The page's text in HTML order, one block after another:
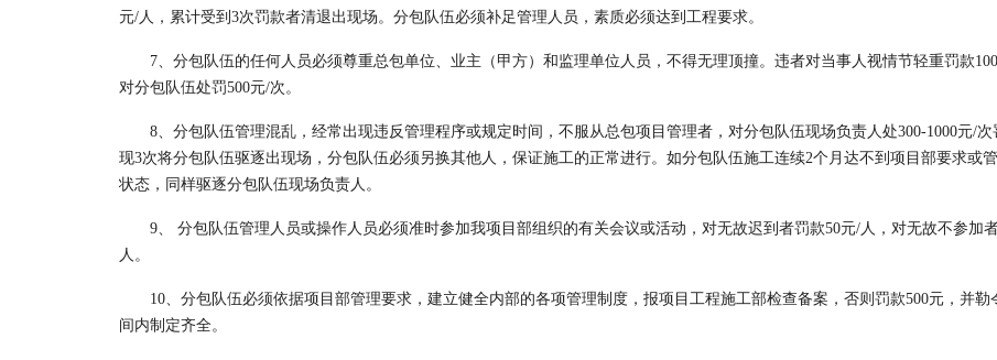
元/人，累计受到3次罚款者清退出现场。分包队伍必须补足管理人员，素质必须达到工程要求。
7、分包队伍的任何人员必须尊重总包单位、业主（甲方）和监理单位人员，不得无理顶撞。违者对当事人视情节轻重罚款
对分包队伍处罚500元/次。
8、分包队伍管理混乱，经常出现违反管理程序或规定时间，不服从总包项目管理者，对分包队伍现场负责人处300-1000元/次
现3次将分包队伍驱逐出现场，分包队伍必须另换其他人，保证施工的正常进行。如分包队伍施工连续2个月达不到项目部要求或
状态，同样驱逐分包队伍现场负责人。
9、 分包队伍管理人员或操作人员必须准时参加我项目部组织的有关会议或活动，对无故迟到者罚款50元/人，对无故不参加
人。
10、分包队伍必须依据项目部管理要求，建立健全内部的各项管理制度，报项目工程施工部检查备案，否则罚款500元，并勒
间内制定齐全。